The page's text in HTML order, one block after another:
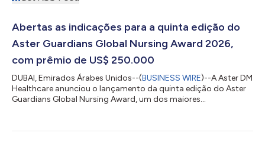
Abertas as indicações para a quinta edição do
Aster Guardians Global Nursing Award 2026,
com prêmio de US$ 250.000
DUBAI, Emirados Árabes Unidos--(BUSINESS WIRE)--A Aster DM
Healthcare anunciou o lançamento da quinta edição do Aster
Guardians Global Nursing Award, um dos maiores
profissionais da enfermagem registrados do mundo todo que